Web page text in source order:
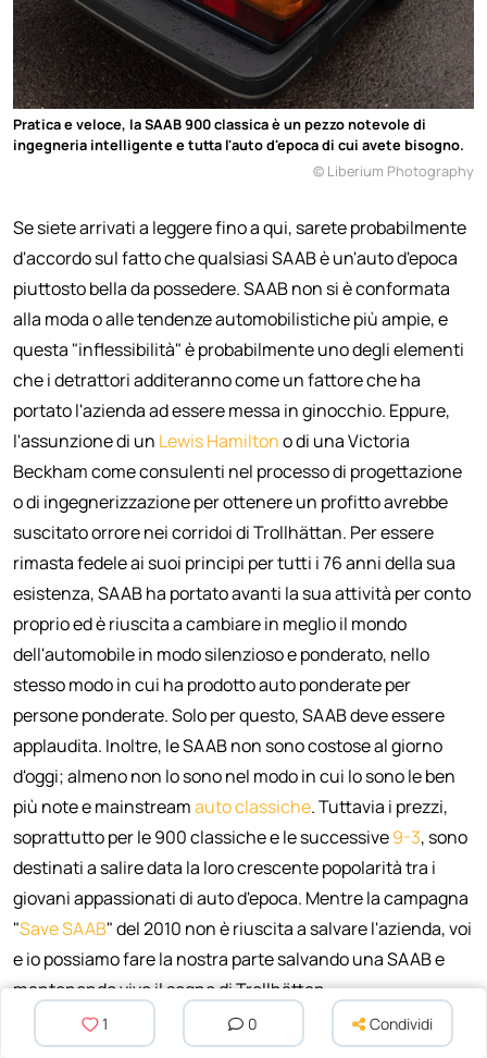
Pratica e veloce, la SAAB 900 classica è un pezzo notevole di
ingegneria intelligente e tutta l'auto d'epoca di cui avete bisogno.
© Liberium Photography
Se siete arrivati a leggere fino a qui, sarete probabilmente
d'accordo sul fatto che qualsiasi SAAB è un'auto d'epoca
piuttosto bella da possedere. SAAB non si è conformata
alla moda o alle tendenze automobilistiche più ampie, e
questa "inflessibilità" è probabilmente uno degli elementi
che i detrattori additeranno come un fattore che ha
portato l'azienda ad essere messa in ginocchio. Eppure,
l'assunzione di un Lewis Hamiltono di una Victoria
Beckham come consulenti nel processo di progettazione
o di ingegnerizzazione per ottenere un profitto avrebbe
suscitato orrore nei corridoi di Trollhättan. Per essere
rimasta fedele ai suoi principi per tutti i 76 anni della sua
esistenza, SAAB ha portato avanti la sua attività per conto
proprio ed è riuscita a cambiare in meglio il mondo
dell'automobile in modo silenzioso e ponderato, nello
stesso modo in cui ha prodotto auto ponderate per
persone ponderate. Solo per questo, SAAB deve essere
applaudita. Inoltre, le SAAB non sono costose al giorno
d'oggi; almeno non lo sono nel modo in cui lo sono le ben
più note e mainstreamauto classiche. Tuttavia i prezzi,
soprattutto per le 900 classiche e le successive9-3, sono
destinati a salire data la loro crescente popolarità tra i
giovani appassionati di auto d'epoca. Mentre la campagna
"Save SAAB" del 2010 non è riuscita a salvare l'azienda, voi
e io possiamo fare la nostra parte salvando una SAAB e
mantenendo vivo il sogno di Trollhättan.
Con queste premesse, potete iniziare il vostro viaggio
1 0 Condividi